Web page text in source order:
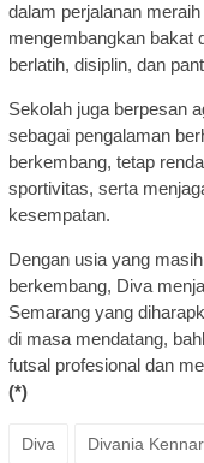
dalam perjalanan
mengembangkan bakat
berlatih, disiplin, dan
Sekolah juga berpesan
sebagai pengalaman
berkembang, tetap
sportivitas, serta
kesempatan.
Dengan usia yang
berkembang, Diva
Semarang yang
di masa mendatang,
futsal profesional dan
(*)
Diva Divania